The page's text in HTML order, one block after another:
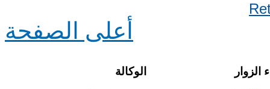
أعلى الصفحة
الوكالة الزوار